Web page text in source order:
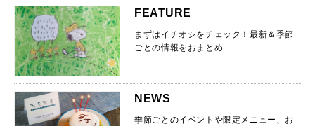
FEATURE
まずはイチオシをチェック！最新＆季節
ごとの情報をおまとめ
NEWS
季節ごとのイベントや限定メニュー、お